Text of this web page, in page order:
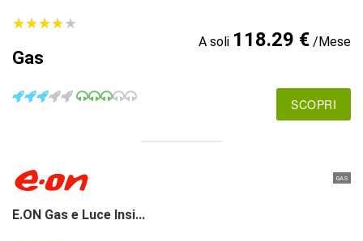
★★★★★
★★★★★
Gas
A soli 118.29 €/Mese
SCOPRI
GAS
E.ON Gas e Luce Insi...